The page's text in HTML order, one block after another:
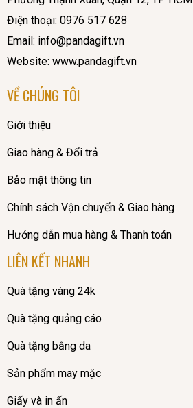
Điện thoại: 0976 517 628
Email: info@pandagift.vn
Website: www.pandagift.vn
VỀ CHÚNG TÔI
Giới thiệu
Giao hàng & Đổi trả
Bảo mật thông tin
Chính sách Vận chuyển & Giao hàng
Hướng dẫn mua hàng & Thanh toán
LIÊN KẾT NHANH
Quà tặng vàng 24k
Quà tặng quảng cáo
Quà tặng bằng da
Sản phẩm may mặc
Giấy và in ấn